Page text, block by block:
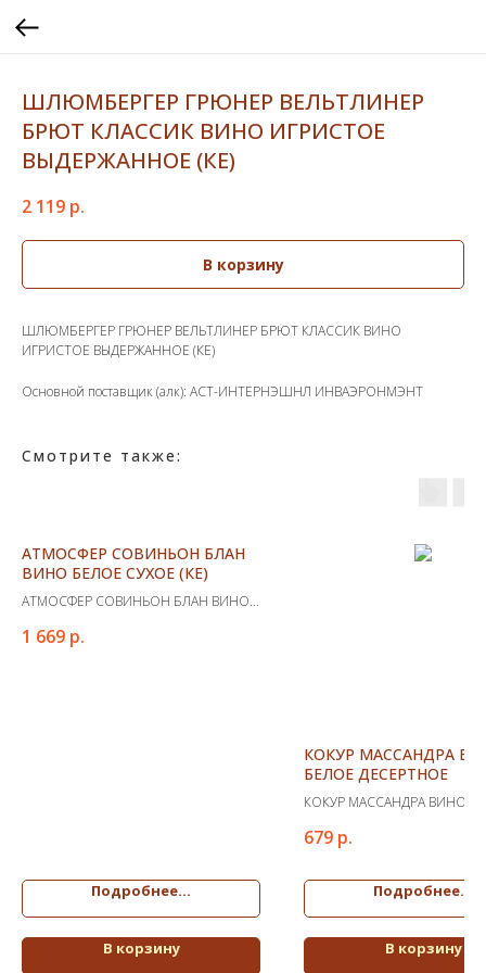
ШЛЮМБЕРГЕР ГРЮНЕР ВЕЛЬТЛИНЕР
БРЮТ КЛАССИК ВИНО ИГРИСТОЕ
ВЫДЕРЖАННОЕ (КЕ)
2 119 р.
В корзину
ШЛЮМБЕРГЕР ГРЮНЕР ВЕЛЬТЛИНЕР БРЮТ КЛАССИК ВИНО
ИГРИСТОЕ ВЫДЕРЖАННОЕ (КЕ)
Основной поставщик (алк): АСТ-ИНТЕРНЭШНЛ ИНВАЭРОНМЭНТ
Смотрите также:
АТМОСФЕР СОВИНЬОН БЛАН
ВИНО БЕЛОЕ СУХОЕ (КЕ)
АТМОСФЕР СОВИНЬОН БЛАН ВИНО
1 669 р.
Подробнее...
В корзину
КОКУР МАССАНДРА
БЕЛОЕ ДЕСЕРТНОЕ
КОКУР МАССАНДРА ВИНО
679 р.
Подробнее...
В корзину